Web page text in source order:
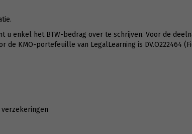
u enkel het BTW-bedrag over te schrijven. Voor de
KMO-portefeuille van LegalLearning is DV.O222464